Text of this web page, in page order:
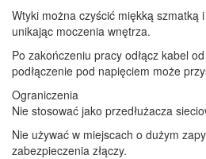
Wtyki można czyścić miękką szmatką
unikając moczenia wnętrza.
Po zakończeniu pracy odłącz kabel
podłączenie pod napięciem może
Ograniczenia
Nie stosować jako przedłużacza
Nie używać w miejscach o dużym
zabezpieczenia złączy.